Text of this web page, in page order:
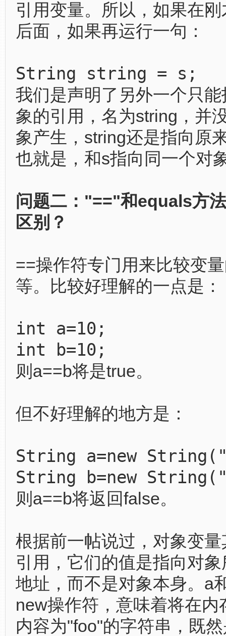
引用变量。所以，如果在
后面，如果再运行一句：
String string = s;
我们是声明了另外一个只
象的引用，名为string，并
象产生，string还是指向原
也就是，和s指向同一个对
问题二："=="和equals方
区别？
==操作符专门用来比较变
等。比较好理解的一点是：
int a=10;
int b=10;
则a==b将是true。
但不好理解的地方是：
String a=new
String b=new
则a==b将返回false。
根据前一帖说过，对象变
引用，它们的值是指向对
地址，而不是对象本身。a
new操作符，意味着将在内
内容为"foo"的字符串，既然